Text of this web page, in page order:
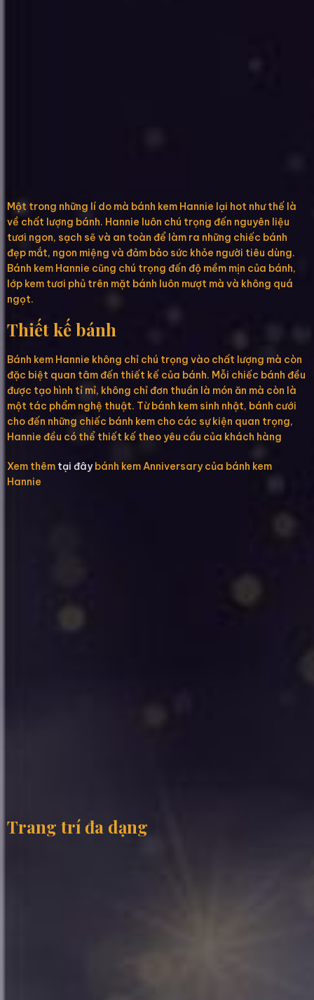
Một trong những lí do mà bánh kem Hannie lại hot như thế là
về chất lượng bánh. Hannie luôn chú trọng đến nguyên liệu
tươi ngon, sạch sẽ và an toàn để làm ra những chiếc bánh
đẹp mắt, ngon miệng và đảm bảo sức khỏe người tiêu dùng.
Bánh kem Hannie cũng chú trọng đến độ mềm mịn của bánh,
lớp kem tươi phủ trên mặt bánh luôn mượt mà và không quá
ngọt.
Thiết kế bánh
Bánh kem Hannie không chỉ chú trọng vào chất lượng mà còn
đặc biệt quan tâm đến thiết kế của bánh. Mỗi chiếc bánh đều
được tạo hình tỉ mỉ, không chỉ đơn thuần là món ăn mà còn là
một tác phẩm nghệ thuật. Từ bánh kem sinh nhật, bánh cưới
cho đến những chiếc bánh kem cho các sự kiện quan trọng,
Hannie đều có thể thiết kế theo yêu cầu của khách hàng
Xem thêm tại đâybánh kem Anniversary của bánh kem
Hannie
Trang trí đa dạng